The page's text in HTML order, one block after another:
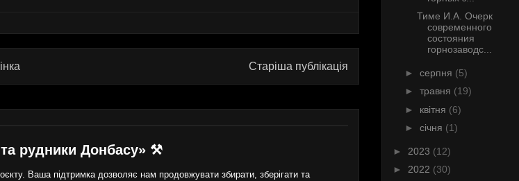
Старіша публікація
рудники Донбасу» ⚒
Ваша підтримка дозволяє нам продовжувати збирати, зберігати та
Тиме И.А. Очерк
современного
состояния
горнозаводс...
► серпня (5)
► травня (19)
► квітня (6)
► січня (1)
► 2023 (12)
► 2022 (30)